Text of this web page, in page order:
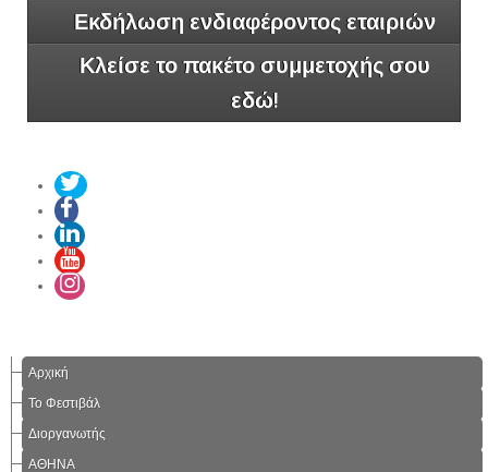
Εκδήλωση ενδιαφέροντος εταιριών
Κλείσε το πακέτο συμμετοχής σου
εδώ!
Αρχική
Το Φεστιβάλ
Διοργανωτής
ΑΘΗΝΑ